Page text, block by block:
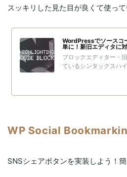
スッキリした見た目が良くて使って
WordPressでソースコ
単に！新旧エディタに
ブロックエディター・
ているシンタックスハ
ゃ簡単に使用できます
機能自体は「prism.js
WP Social
SNSシェアボタンを実装しよう！簡